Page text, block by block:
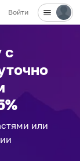
Войти
с
или